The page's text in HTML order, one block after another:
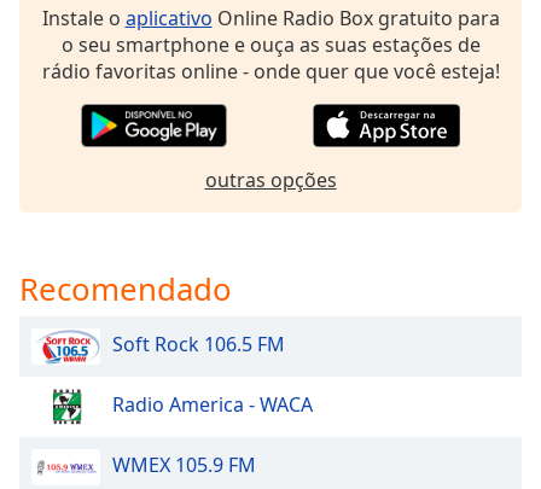
dialog
window.
Escape
Text
Color
Background
Instale o aplicativo Online Radio Box gratuito para
o seu smartphone e ouça as suas estações de
rádio favoritas online - onde quer que você esteja!
outras opções
Recomendado
Soft Rock 106.5 FM
Radio America - WACA
WMEX 105.9 FM